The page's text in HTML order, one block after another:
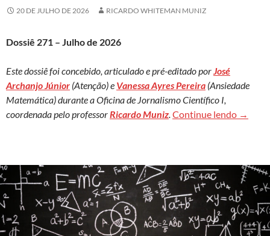
20 DE JULHO DE 2026 RICARDO WHITEMAN MUNIZ
Dossiê 271 – Julho de 2026
Este dossiê foi concebido, articulado e pré-editado porJosé
Archanjo Júnior (Atenção) e Vanessa Ayres Pereira (Ansiedade
Matemática) durante a Oficina de Jornalismo Científico I,
coordenada pelo professorRicardo Muniz.Continue lendo Clique
→